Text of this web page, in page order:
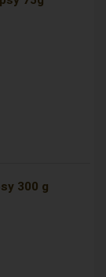
300 g